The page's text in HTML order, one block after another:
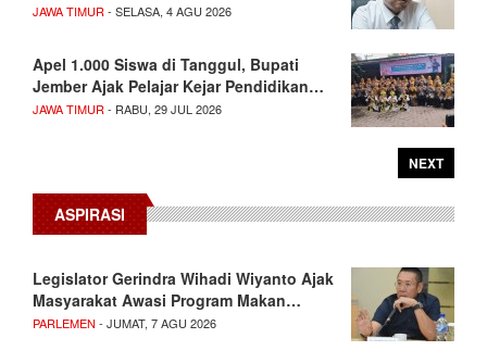
JAWA TIMUR - SELASA, 4 AGU 2026
Apel 1.000 Siswa di Tanggul, Bupati
Jember Ajak Pelajar Kejar Pendidikan…
JAWA TIMUR - RABU, 29 JUL 2026
NEXT
ASPIRASI
Legislator Gerindra Wihadi Wiyanto Ajak
Masyarakat Awasi Program Makan…
PARLEMEN - JUMAT, 7 AGU 2026